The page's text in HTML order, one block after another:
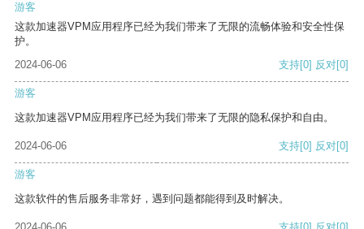
游客
这款加速器VPM应用程序已经为我们带来了无限的流畅体验和安全性保
护。
2024-06-06
支持[0] 反对[0]
游客
这款加速器VPM应用程序已经为我们带来了无限的隐私保护和自由。
2024-06-06 支持[0] 反对[0]
游客
这款软件的售后服务非常好，遇到问题都能得到及时解决。